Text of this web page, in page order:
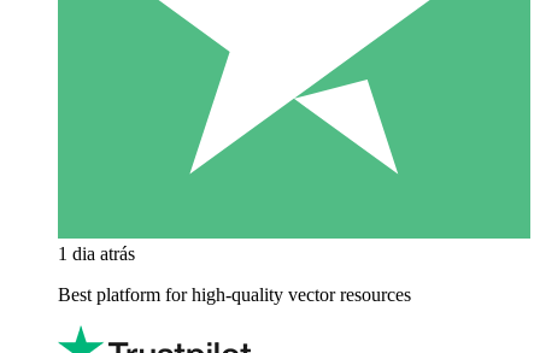
1 dia atrás
Best platform for high-quality vector resources